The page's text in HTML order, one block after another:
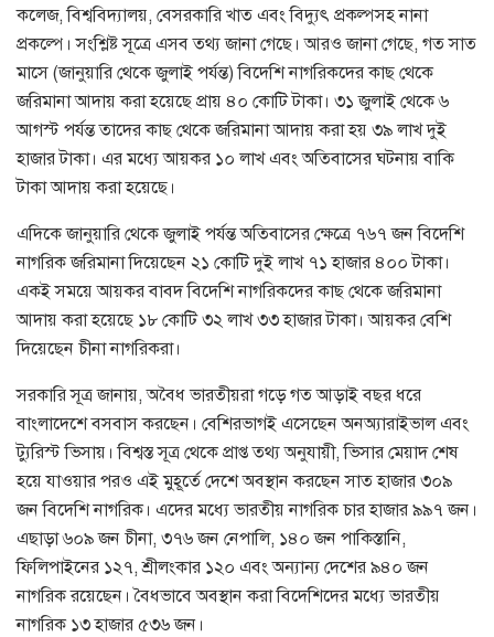
কলেজ, বিশ্ববিদ্যালয়, বেসরকারি খাত এবং বিদ্যুৎ প্রকল্পসহ নানা
প্রকল্পে। সংশ্লিষ্ট সূত্রে এসব তথ্য জানা গেছে। আরও জানা গেছে, গত সাত
মাসে (জানুয়ারি থেকে জুলাই পর্যন্ত) বিদেশি নাগরিকদের কাছ থেকে
জরিমানা আদায় করা হয়েছে প্রায় ৪০ কোটি টাকা। ৩১ জুলাই থেকে ৬
আগস্ট পর্যন্ত তাদের কাছ থেকে জরিমানা আদায় করা হয় ৩৯ লাখ দুই
হাজার টাকা। এর মধ্যে আয়কর ১০ লাখ এবং অতিবাসের ঘটনায় বাকি
টাকা আদায় করা হয়েছে।
এদিকে জানুয়ারি থেকে জুলাই পর্যন্ত অতিবাসের ক্ষেত্রে ৭৬৭ জন বিদেশি
নাগরিক জরিমানা দিয়েছেন ২১ কোটি দুই লাখ ৭১ হাজার ৪০০ টাকা।
একই সময়ে আয়কর বাবদ বিদেশি নাগরিকদের কাছ থেকে জরিমানা
আদায় করা হয়েছে ১৮ কোটি ৩২ লাখ ৩৩ হাজার টাকা। আয়কর বেশি
দিয়েছেন চীনা নাগরিকরা।
সরকারি সূত্র জানায়, অবৈধ ভারতীয়রা গড়ে গত আড়াই বছর ধরে
বাংলাদেশে বসবাস করছেন। বেশিরভাগই এসেছেন অনঅ্যারাইভাল এবং
ট্যুরিস্ট ভিসায়। বিশ্বস্ত সূত্র থেকে প্রাপ্ত তথ্য অনুযায়ী, ভিসার মেয়াদ শেষ
হয়ে যাওয়ার পরও এই মুহূর্তে দেশে অবস্থান করছেন সাত হাজার ৩০৯
জন বিদেশি নাগরিক। এদের মধ্যে ভারতীয় নাগরিক চার হাজার ৯৯৭ জন।
এছাড়া ৬০৯ জন চীনা, ৩৭৬ জন নেপালি, ১৪০ জন পাকিস্তানি,
ফিলিপাইনের ১২৭, শ্রীলংকার ১২০ এবং অন্যান্য দেশের ৯৪০ জন
নাগরিক রয়েছেন। বৈধভাবে অবস্থান করা বিদেশিদের মধ্যে ভারতীয়
নাগরিক ১৩ হাজার ৫৩৬ জন।